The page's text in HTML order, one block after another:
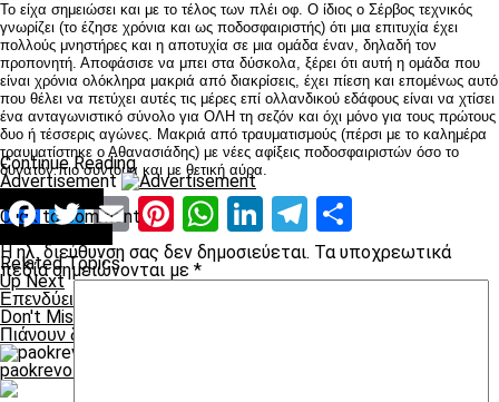
Το είχα σημειώσει και με το τέλος των πλέι οφ. Ο ίδιος ο Σέρβος τεχνικός
γνωρίζει (το έζησε χρόνια και ως ποδοσφαιριστής) ότι μια επιτυχία έχει
πολλούς μνηστήρες και η αποτυχία σε μια ομάδα έναν, δηλαδή τον
προπονητή. Αποφάσισε να μπει στα δύσκολα, ξέρει ότι αυτή η ομάδα που
είναι χρόνια ολόκληρα μακριά από διακρίσεις, έχει πίεση και επομένως αυτό
που θέλει να πετύχει αυτές τις μέρες επί ολλανδικού εδάφους είναι να χτίσει
ένα ανταγωνιστικό σύνολο για ΟΛΗ τη σεζόν και όχι μόνο για τους πρώτους
δυο ή τέσσερις αγώνες. Μακριά από τραυματισμούς (πέρσι με το καλημέρα
τραυματίστηκε ο Αθανασιάδης) με νέες αφίξεις ποδοσφαιριστών όσο το
δυνατόν πιο σύντομα και με θετική αύρα.
Facebook
Twitter
EmailPinterest
WhatsApp
LinkedIn
Telegram
Related Topics:
Up Next
Επενδύει και στην Αθήνα;
Don't Miss
Πιάνουν δουλειά στην Ολλανδία
paokrevolution
Continue Reading
Advertisement
You may like
Click to comment
Leave a Reply
Η ηλ. διεύθυνση σας δεν δημοσιεύεται. Τα υποχρεωτικά
πεδία σημειώνονται με *